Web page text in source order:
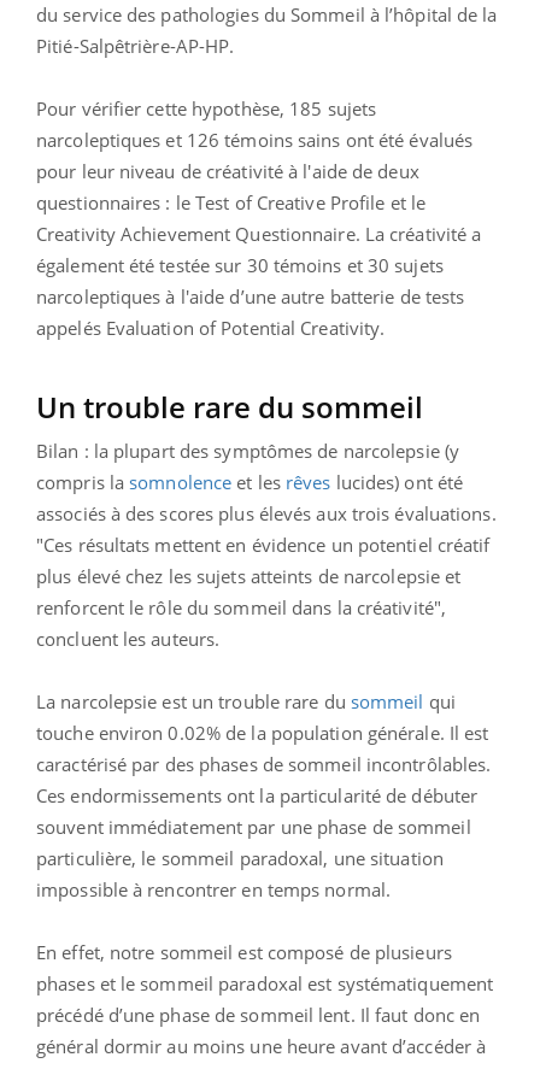
du service des pathologies du Sommeil à l’hôpital de la
Pitié-Salpêtrière-AP-HP.
Pour vérifier cette hypothèse, 185 sujets
narcoleptiques et 126 témoins sains ont été évalués
pour leur niveau de créativité à l'aide de deux
questionnaires : le Test of Creative Profile et le
Creativity Achievement Questionnaire. La créativité a
également été testée sur 30 témoins et 30 sujets
narcoleptiques à l'aide d’une autre batterie de tests
appelés Evaluation of Potential Creativity.
Un trouble rare du sommeil
Bilan : la plupart des symptômes de narcolepsie (y
compris la somnolence et les rêves lucides) ont été
associés à des scores plus élevés aux trois évaluations.
"Ces résultats mettent en évidence un potentiel créatif
plus élevé chez les sujets atteints de narcolepsie et
renforcent le rôle du sommeil dans la créativité",
concluent les auteurs.
La narcolepsie est un trouble rare du sommeil qui
touche environ 0.02% de la population générale. Il est
caractérisé par des phases de sommeil incontrôlables.
Ces endormissements ont la particularité de débuter
souvent immédiatement par une phase de sommeil
particulière, le sommeil paradoxal, une situation
impossible à rencontrer en temps normal.
En effet, notre sommeil est composé de plusieurs
phases et le sommeil paradoxal est systématiquement
précédé d’une phase de sommeil lent. Il faut donc en
général dormir au moins une heure avant d’accéder à